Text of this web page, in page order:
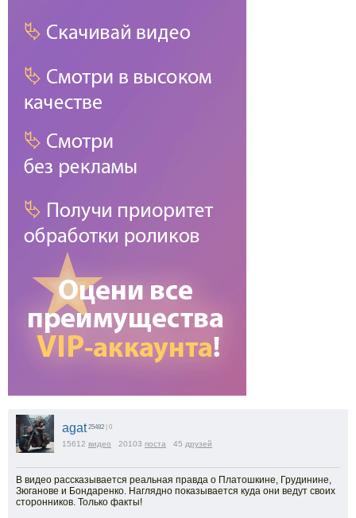
agat 25482 | 0
15612 видео 20103 поста 45 друзей
В видео рассказывается реальная правда о Платошкине, Грудинине,
Зюганове и Бондаренко. Наглядно показывается куда они ведут своих
сторонников. Только факты!